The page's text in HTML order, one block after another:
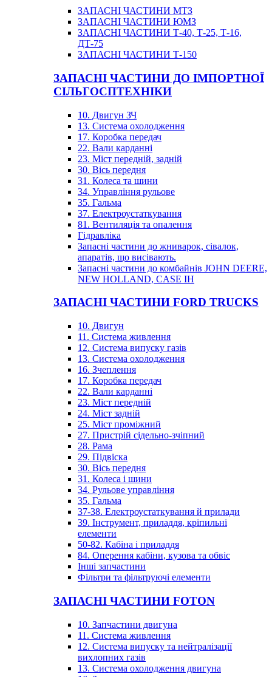
ЗАПАСНІ ЧАСТИНИ МТЗ
ЗАПАСНІ ЧАСТИНИ ЮМЗ
ЗАПАСНІ ЧАСТИНИ Т-40, Т-25, Т-16,
ДТ-75
ЗАПАСНІ ЧАСТИНИ Т-150
ЗАПАСНІ ЧАСТИНИ ДО ІМПОРТНОЇ
СІЛЬГОСПТЕХНІКИ
10. Двигун ЗЧ
13. Система охолодження
17. Коробка передач
22. Вали карданні
23. Міст передній, задній
30. Вісь передня
31. Колеса та шини
34. Управління рульове
35. Гальма
37. Електроустаткування
81. Вентиляція та опалення
Гідравліка
Запасні частини до жниварок, сівалок,
апаратів, що висівають.
Запасні частини до комбайнів JOHN DEERE,
NEW HOLLAND, CASE IH
ЗАПАСНІ ЧАСТИНИ FORD TRUCKS
10. Двигун
11. Система живлення
12. Система випуску газів
13. Система охолодження
16. Зчеплення
17. Коробка передач
22. Вали карданні
23. Міст передній
24. Міст задній
25. Міст проміжний
27. Пристрій сідельно-зчіпний
28. Рама
29. Підвіска
30. Вісь передня
31. Колеса і шини
34. Рульове управління
35. Гальма
37-38. Електроустаткування й прилади
39. Інструмент, приладдя, кріпильні
елементи
50-82. Кабіна і приладдя
84. Оперення кабіни, кузова та обвіс
Інші запчастини
Фільтри та фільтруючі елементи
ЗАПАСНІ ЧАСТИНИ FOTON
10. Запчастини двигуна
11. Система живлення
12. Система випуску та нейтралізації
вихлопних газів
13. Система охолодження двигуна